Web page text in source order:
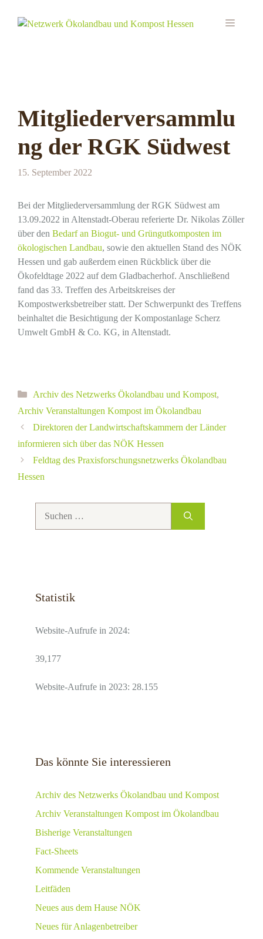
Inhalt
MENÜ
Mitgliederversammlu
ng der RGK Südwest
15. September 2022
Bei der Mitgliederversammlung der RGK Südwest am
13.09.2022 in Altenstadt-Oberau referierte Dr. Nikolas Zöller
über den Bedarf an Biogut- und Grüngutkomposten im
ökologischen Landbau, sowie den aktuellen Stand des NÖK
Hessen und gab außerdem einen Rückblick über die
Ökofeldtage 2022 auf dem Gladbacherhof. Anschließend
fand das 33. Treffen des Arbeitskreises der
Kompostwerksbetreiber statt. Der Schwerpunkt des Treffens
beinhaltet die Besichtigung der Kompostanlage Scherz
Umwelt GmbH & Co. KG, in Altenstadt.
Kategorien
Archiv des Netzwerks Ökolandbau und Kompost,
Archiv Veranstaltungen Kompost im Ökolandbau
Direktoren der Landwirtschaftskammern der Länder
informieren sich über das NÖK Hessen
Feldtag des Praxisforschungsnetzwerks Ökolandbau
Hessen
Statistik
Website-Aufrufe in 2024:
39,177
Website-Aufrufe in 2023: 28.155
Das könnte Sie interessieren
Archiv des Netzwerks Ökolandbau und Kompost
Archiv Veranstaltungen Kompost im Ökolandbau
Bisherige Veranstaltungen
Fact-Sheets
Kommende Veranstaltungen
Leitfäden
Neues aus dem Hause NÖK
Neues für Anlagenbetreiber